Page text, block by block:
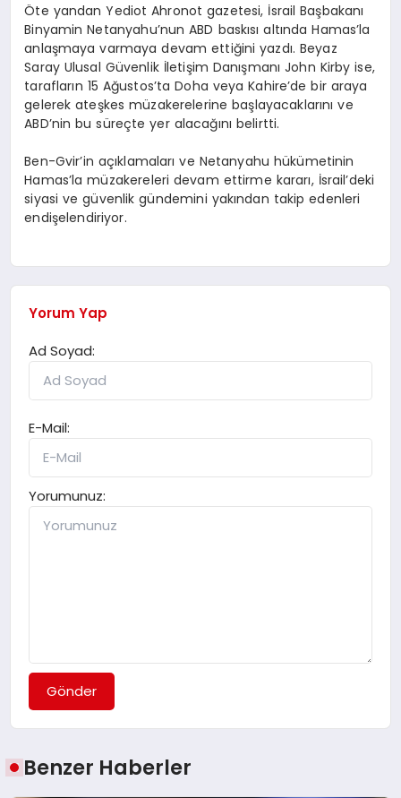
Öte yandan Yediot Ahronot gazetesi, İsrail Başbakanı
Binyamin Netanyahu’nun ABD baskısı altında Hamas’la
anlaşmaya varmaya devam ettiğini yazdı. Beyaz
Saray Ulusal Güvenlik İletişim Danışmanı John Kirby ise,
tarafların 15 Ağustos’ta Doha veya Kahire’de bir araya
gelerek ateşkes müzakerelerine başlayacaklarını ve
ABD’nin bu süreçte yer alacağını belirtti.
Ben-Gvir’in açıklamaları ve Netanyahu hükümetinin
Hamas’la müzakereleri devam ettirme kararı, İsrail’deki
siyasi ve güvenlik gündemini yakından takip edenleri
endişelendiriyor.
Yorum Yap
Ad Soyad:
E-Mail:
Yorumunuz:
Gönder
Benzer Haberler